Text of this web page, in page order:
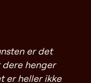
er det
henger
er heller ikke